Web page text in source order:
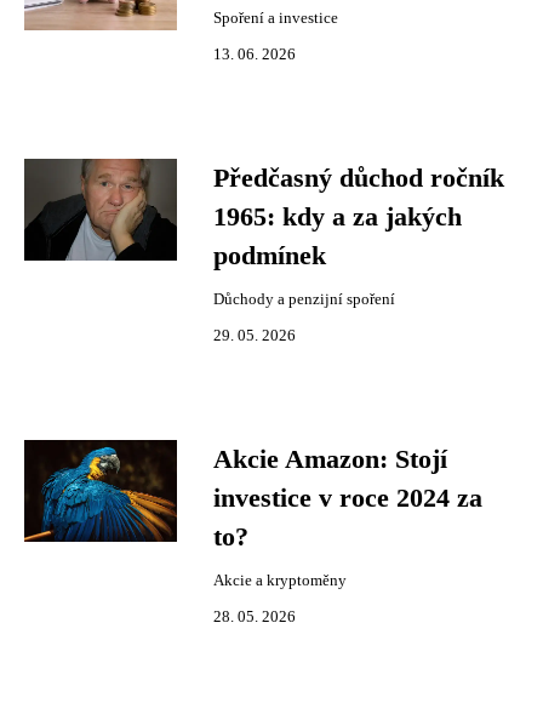
Spoření a investice
13. 06. 2026
Předčasný důchod ročník
1965: kdy a za jakých
podmínek
Důchody a penzijní spoření
29. 05. 2026
Akcie Amazon: Stojí
investice v roce 2024 za
to?
Akcie a kryptoměny
28. 05. 2026